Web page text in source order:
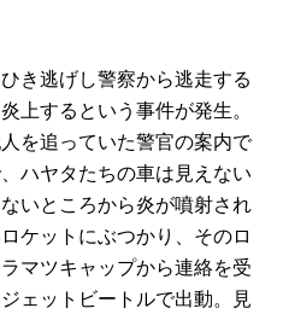
き逃げし警察から逃走する
上するという事件が発生。
を追っていた警官の案内で
ハヤタたちの車は見えない
いところから炎が噴射され
ケットにぶつかり、そのロ
マツキャップから連絡を受
ェットビートルで出動。見